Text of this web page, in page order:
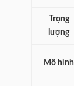
Trọng
lượng
Mô hình